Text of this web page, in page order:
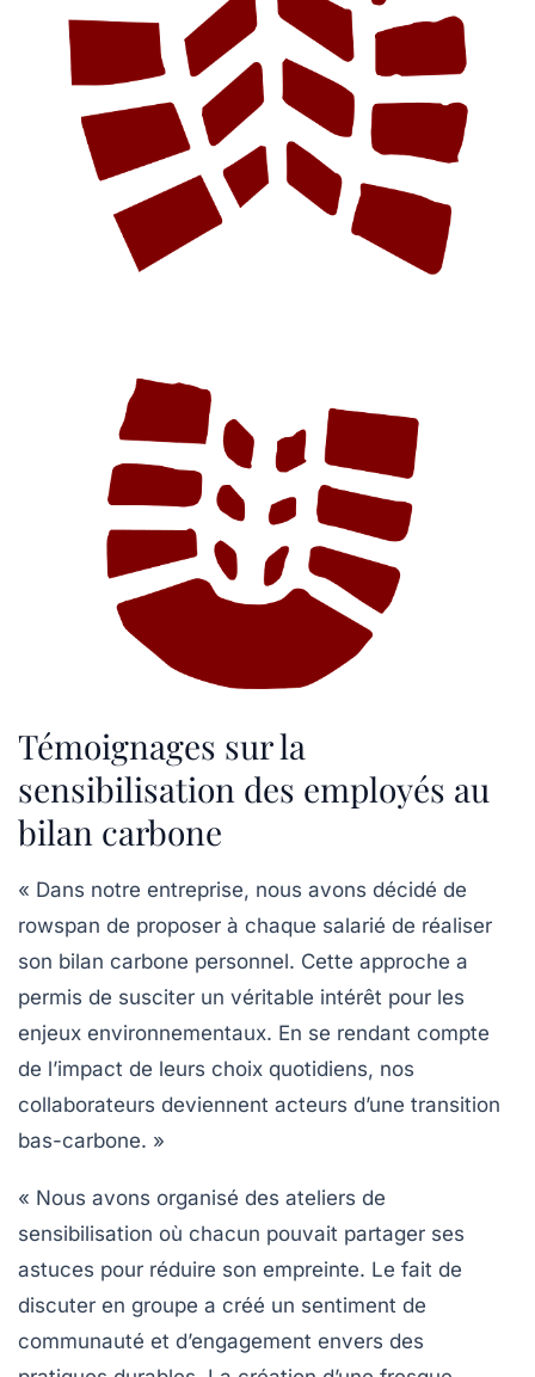
Témoignages sur la
sensibilisation des employés au
bilan carbone
« Dans notre entreprise, nous avons décidé de
rowspan de proposer à chaque salarié de réaliser
son bilan carbone personnel. Cette approche a
permis de susciter un véritable intérêt pour les
enjeux environnementaux. En se rendant compte
de l’impact de leurs choix quotidiens, nos
collaborateurs deviennent acteurs d’une transition
bas-carbone. »
« Nous avons organisé des ateliers de
sensibilisation où chacun pouvait partager ses
astuces pour réduire son empreinte. Le fait de
discuter en groupe a créé un sentiment de
communauté et d’engagement envers des